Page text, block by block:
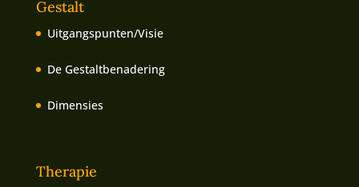
Gestalt
Uitgangspunten/Visie
De Gestaltbenadering
Dimensies
Therapie